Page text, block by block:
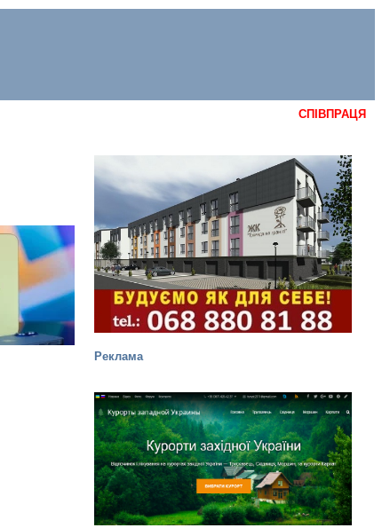
СПІВПРАЦЯ
Реклама